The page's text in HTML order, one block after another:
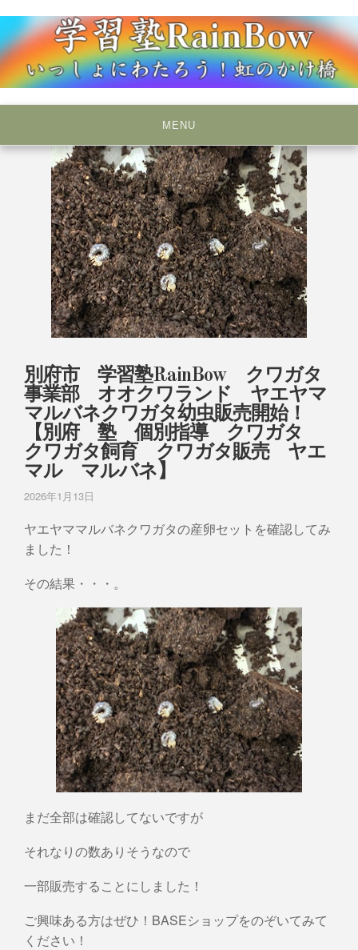
to
content
学習塾RainBow
MENU
別府市 学習塾RainBow クワガタ
事業部 オオクワランド ヤエヤマ
マルバネクワガタ幼虫販売開始！
【別府 塾 個別指導 クワガタ
クワガタ飼育 クワガタ販売 ヤエ
マル マルバネ】
2026年1月13日
ヤエヤママルバネクワガタの産卵セットを確認してみ
ました！
その結果・・・。
まだ全部は確認してないですが
それなりの数ありそうなので
一部販売することにしました！
ご興味ある方はぜひ！BASEショップをのぞいてみて
ください！